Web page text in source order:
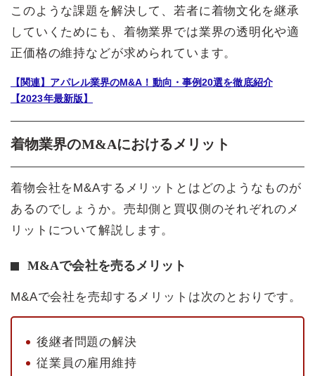
このような課題を解決して、若者に着物文化を継承
していくためにも、着物業界では業界の透明化や適
正価格の維持などが求められています。
【関連】アパレル業界のM&A！動向・事例20選を徹底紹介
【2023年最新版】
着物業界のM&Aにおけるメリット
着物会社をM&Aするメリットとはどのようなものが
あるのでしょうか。売却側と買収側のそれぞれのメ
リットについて解説します。
M&Aで会社を売るメリット
M&Aで会社を売却するメリットは次のとおりです。
後継者問題の解決
従業員の雇用維持